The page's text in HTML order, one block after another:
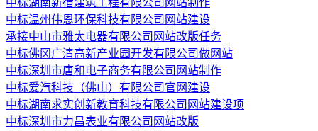
中标温州伟恩环保科技有限公司网站建设
承接中山市雅太电器有限公司网站改版任务
中标佛冈广清高新产业园开发有限公司做网站
中标深圳市唐和电子商务有限公司网站制作
中标爱汽科技（佛山）有限公司官网建设
中标湖南求实创新教育科技有限公司网站建设项
中标深圳市力昌表业有限公司网站改版